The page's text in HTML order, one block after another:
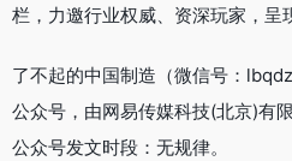
栏，力邀行业权威、资深玩家，呈
了不起的中国制造（微信号：
公众号，由网易传媒科技(北京)有
公众号发文时段：无规律。